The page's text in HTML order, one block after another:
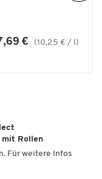
€ (10,25 € / l)
mit Rollen
Für weitere Infos